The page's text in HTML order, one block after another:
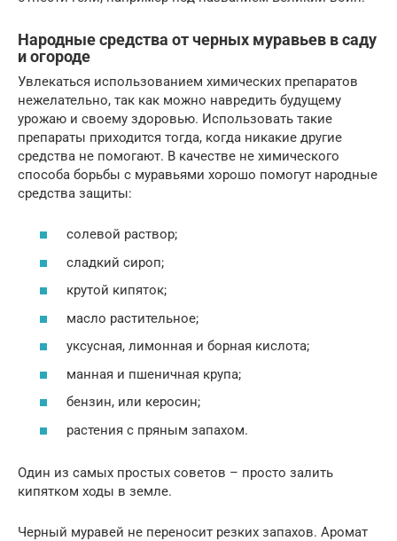
Народные средства от черных муравьев в саду
и огороде
Увлекаться использованием химических препаратов
нежелательно, так как можно навредить будущему
урожаю и своему здоровью. Использовать такие
препараты приходится тогда, когда никакие другие
средства не помогают. В качестве не химического
способа борьбы с муравьями хорошо помогут народные
средства защиты:
солевой раствор;
сладкий сироп;
крутой кипяток;
масло растительное;
уксусная, лимонная и борная кислота;
манная и пшеничная крупа;
бензин, или керосин;
растения с пряным запахом.
Один из самых простых советов – просто залить
кипятком ходы в земле.
Черный муравей не переносит резких запахов. Аромат